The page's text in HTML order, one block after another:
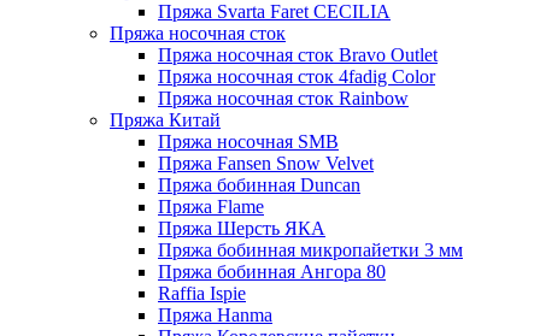
Пряжа Svarta Faret CECILIA
Пряжа носочная сток
Пряжа носочная сток Bravo Outlet
Пряжа носочная сток 4fadig Color
Пряжа носочная сток Rainbow
Пряжа Китай
Пряжа носочная SMB
Пряжа Fansen Snow Velvet
Пряжа бобинная Duncan
Пряжа Flame
Пряжа Шерсть ЯКА
Пряжа бобинная микропайетки 3 мм
Пряжа бобинная Ангора 80
Raffia Ispie
Пряжа Hanma